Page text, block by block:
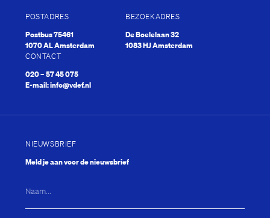
POSTADRES
Postbus 75461
1070 AL Amsterdam
BEZOEKADRES
De Boelelaan 32
1083 HJ Amsterdam
CONTACT
020 – 57 45 075
E-mail:info@vdef.nl
NIEUWSBRIEF
Meld je aan voor de nieuwsbrief